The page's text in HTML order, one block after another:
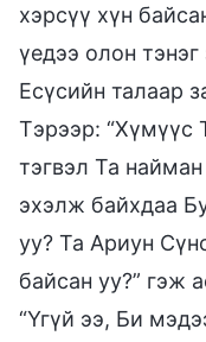
хэрсүү хүн
үедээ олон
Есүсийн талаар
Тэрээр: “Хүмүүс
тэгвэл Та
эхэлж байхдаа
уу? Та Ариун
байсан уу?” гэж
“Үгүй ээ, Би